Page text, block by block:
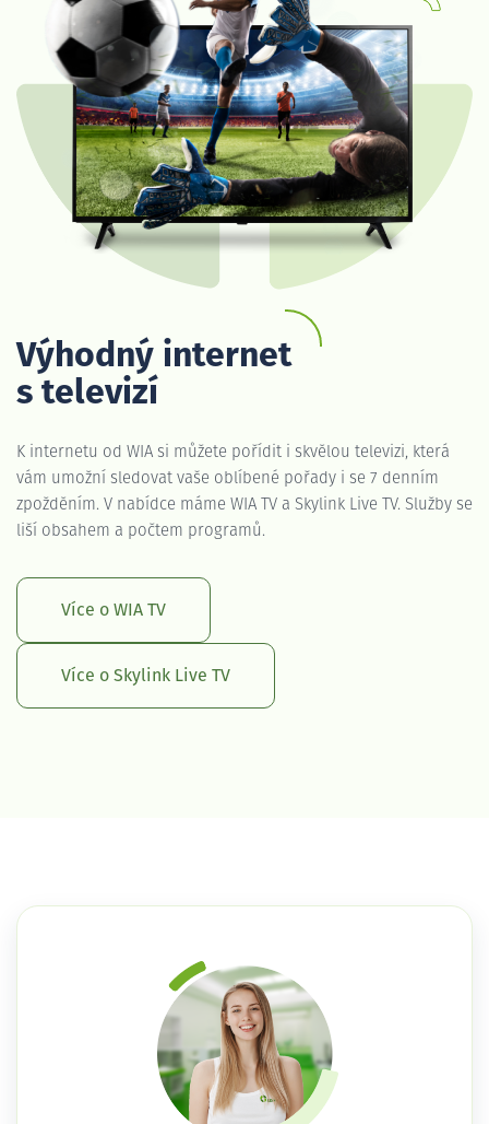
Výhodný internet
s televizí
K internetu od WIA si můžete pořídit i skvělou televizi, která
vám umožní sledovat vaše oblíbené pořady i se 7 denním
zpožděním. V nabídce máme WIA TV a Skylink Live TV. Služby se
liší obsahem a počtem programů.
Více o WIA TV
Více o Skylink Live TV